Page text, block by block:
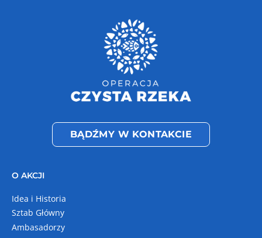
BĄDŹMY W KONTAKCIE
O AKCJI
Idea i Historia
Sztab Główny
Ambasadorzy